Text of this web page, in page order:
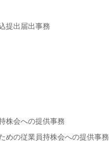
提出届出事務
株会への提供事務
めの従業員持株会への提供事務